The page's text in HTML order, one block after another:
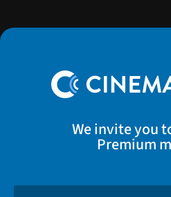
We invite you
Premium